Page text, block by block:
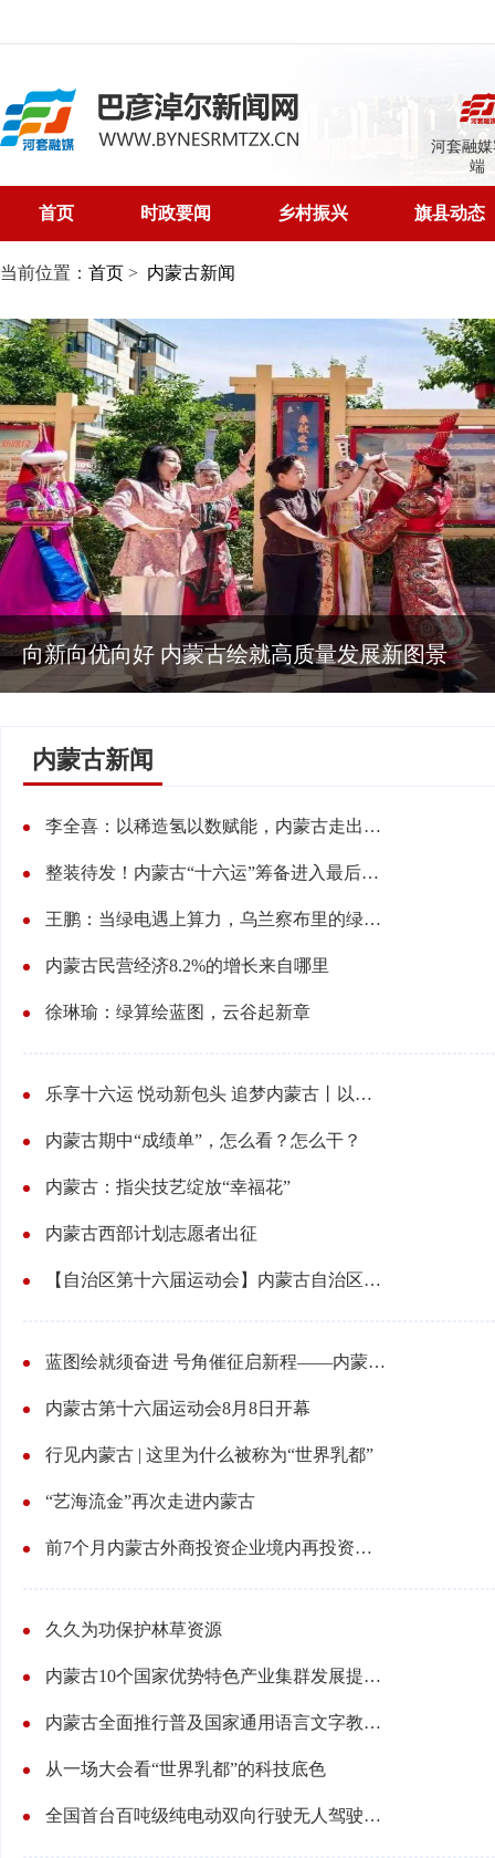
河套融
端
首页 时政要闻 乡村振兴 旗县动态
当前位置： 首页 > 内蒙古新闻
向新向优向好 内蒙古绘就高质量发展新图景
内蒙古新闻
李全喜：以稀造氢以数赋能，内蒙古走出资源转型新路子
整装待发！内蒙古“十六运”筹备进入最后冲刺阶段
王鹏：当绿电遇上算力，乌兰察布里的绿色转型密码
内蒙古民营经济8.2%的增长来自哪里
徐琳瑜：绿算绘蓝图，云谷起新章
乐享十六运 悦动新包头 追梦内蒙古丨以赛为媒，释放城市文旅新动能
内蒙古期中“成绩单”，怎么看？怎么干？
内蒙古：指尖技艺绽放“幸福花”
内蒙古西部计划志愿者出征
【自治区第十六届运动会】内蒙古自治区十六运保障工作进入最后冲刺阶段
蓝图绘就须奋进 号角催征启新程——内蒙古自治区党委十一届十二次全会在全区各地引发热烈反响
内蒙古第十六届运动会8月8日开幕
行见内蒙古 | 这里为什么被称为“世界乳都”
“艺海流金”再次走进内蒙古
前7个月内蒙古外商投资企业境内再投资资金流入31.58亿元
久久为功保护林草资源
内蒙古10个国家优势特色产业集群发展提速——全产业链产值达3877亿元
内蒙古全面推行普及国家通用语言文字教育教学——各级各类学校语言文字规范化达标创建率达100%
从一场大会看“世界乳都”的科技底色
全国首台百吨级纯电动双向行驶无人驾驶矿卡落地内蒙古——“钢铁巨兽” 纯电驱动